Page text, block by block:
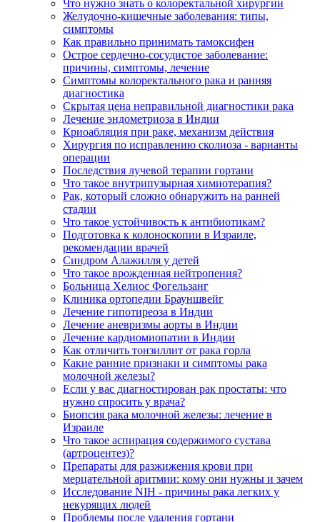
Что нужно знать о колоректальной хирургии
Желудочно-кишечные заболевания: типы,
симптомы
Как правильно принимать тамоксифен
Острое сердечно-сосудистое заболевание:
причины, симптомы, лечение
Симптомы колоректального рака и ранняя
диагностика
Скрытая цена неправильной диагностики рака
Лечение эндометриоза в Индии
Криоабляция при раке, механизм действия
Хирургия по исправлению сколиоза - варианты
операции
Последствия лучевой терапии гортани
Что такое внутрипузырная химиотерапия?
Рак, который сложно обнаружить на ранней
стадии
Что такое устойчивость к антибиотикам?
Подготовка к колоноскопии в Израиле,
рекомендации врачей
Синдром Алажилля у детей
Что такое врожденная нейтропения?
Больница Хелиос Фогельзанг
Клиника ортопедии Брауншвейг
Лечение гипотиреоза в Индии
Лечение аневризмы аорты в Индии
Лечение кардиомиопатии в Индии
Как отличить тонзиллит от рака горла
Какие ранние признаки и симптомы рака
молочной железы?
Если у вас диагностирован рак простаты: что
нужно спросить у врача?
Биопсия рака молочной железы: лечение в
Израиле
Что такое аспирация содержимого сустава
(артроцентез)?
Препараты для разжижения крови при
мерцательной аритмии: кому они нужны и зачем
Исследование NIH - причины рака легких у
некурящих людей
Проблемы после удаления гортани